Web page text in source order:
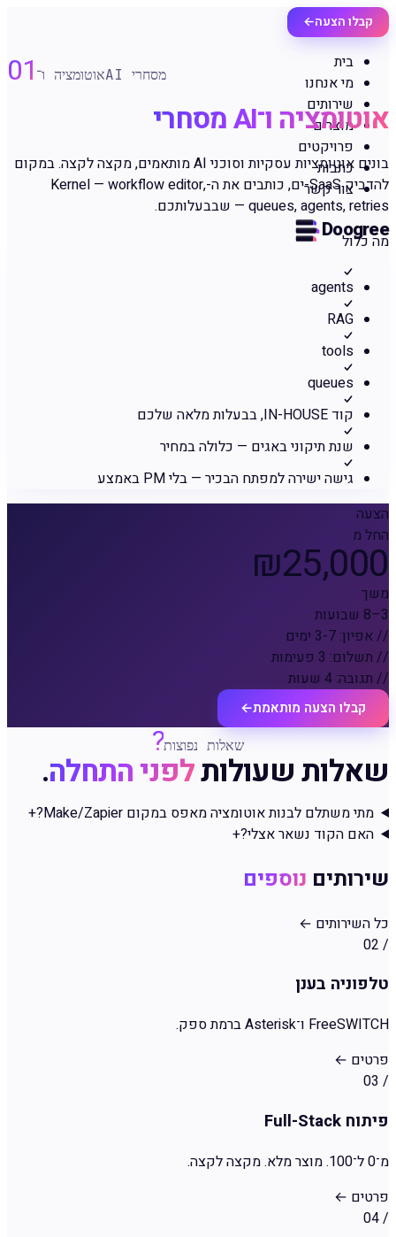
קבלו הצעה←
בית
מי אנחנו
שירותים
מוצרים
פרויקטים
כתבות
צור קשר
Doogree
01 אוטומציה ו־AI מסחרי
אוטומציה ו־AI מסחרי
בונים אוטומציות עסקיות וסוכני AI מותאמים, מקצה לקצה. במקום
להדביק SaaS-ים, כותבים את ה-Kernel — workflow editor,
queues, agents, retries — שבבעלותכם.
מה כלול
agents
RAG
tools
queues
קוד IN-HOUSE, בבעלות מלאה שלכם
שנת תיקוני באגים — כלולה במחיר
גישה ישירה למפתח הבכיר — בלי PM באמצע
הצעה
החל מ
₪25,000
משך
3–8 שבועות
// אפיון: 3-7 ימים
// תשלום: 3 פעימות
// תגובה: 4 שעות
קבלו הצעה מותאמת←
?שאלות נפוצות
שאלות שעולותלפני התחלה.
מתי משתלם לבנות אוטומציה מאפס במקום Make/Zapier?
+
האם הקוד נשאר אצלי?+
שירותים נוספים
כל השירותים ←
/
02
טלפוניה בענן
FreeSWITCH ו־Asterisk ברמת ספק.
פרטים ←
/
03
פיתוח Full-Stack
מ־0 ל־100. מוצר מלא. מקצה לקצה.
פרטים ←
/
04